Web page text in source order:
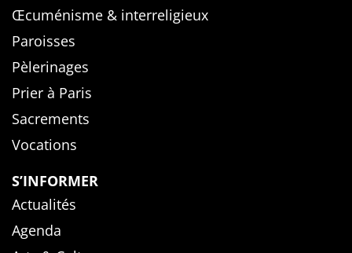
Œcuménisme & interreligieux
Paroisses
Pèlerinages
Prier à Paris
Sacrements
Vocations
S’INFORMER
Actualités
Agenda